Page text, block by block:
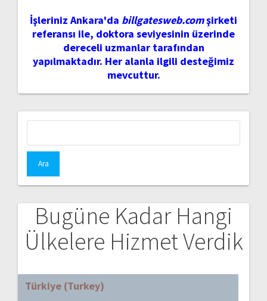
İşleriniz Ankara'da billgatesweb.comşirketi
referansı ile, doktora seviyesinin üzerinde
dereceli uzmanlar tarafından
yapılmaktadır. Her alanla ilgili desteğimiz
mevcuttur.
Bugüne Kadar Hangi
Ülkelere Hizmet Verdik
Türkiye (Turkey)